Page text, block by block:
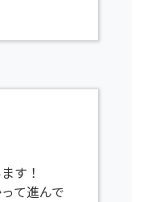
す！
て進んで